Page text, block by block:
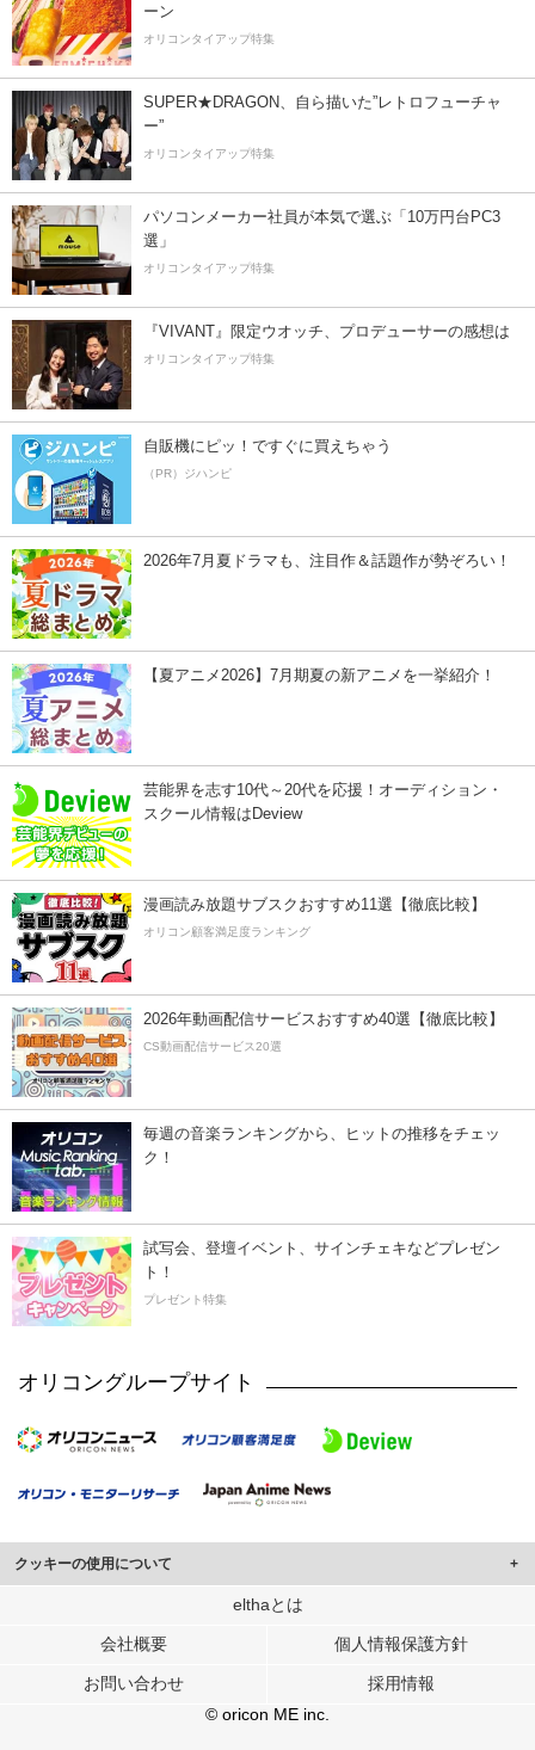
ーン
オリコンタイアップ特集
SUPER★DRAGON、自ら描いた”レトロフューチャ
ー”
オリコンタイアップ特集
パソコンメーカー社員が本気で選ぶ「10万円台PC3
選」
オリコンタイアップ特集
『VIVANT』限定ウオッチ、プロデューサーの感想は
オリコンタイアップ特集
自販機にピッ！ですぐに買えちゃう
（PR）ジハンピ
2026年7月夏ドラマも、注目作＆話題作が勢ぞろい！
【夏アニメ2026】7月期夏の新アニメを一挙紹介！
芸能界を志す10代～20代を応援！オーディション・
スクール情報はDeview
漫画読み放題サブスクおすすめ11選【徹底比較】
オリコン顧客満足度ランキング
2026年動画配信サービスおすすめ40選【徹底比較】
CS動画配信サービス20選
毎週の音楽ランキングから、ヒットの推移をチェッ
ク！
試写会、登壇イベント、サインチェキなどプレゼン
ト！
プレゼント特集
オリコングループサイト
クッキーの使用について
このサイトでは Cookie を使用して、ユーザーに合わせたコンテンツや広告の
行っています。
メディアや広告配信、データ解析の各パートナーに提供しています。
各パートナーは、この情報とユーザーが各パートナーに提供した他の情報や、
ユーザーが各パートナーのサービスを使用したときに収集した他の情報を組み
elthaとは
会社概要 個人情報保護方針
お問い合わせ
採用情報
© oricon ME inc.